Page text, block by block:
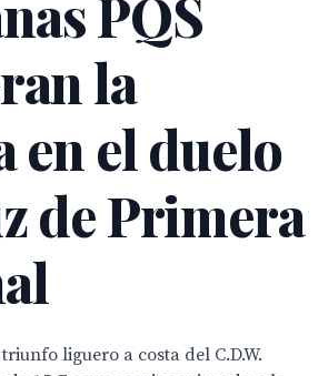
PQS
la
en el duelo
de Primera
liguero a costa del C.D.W.